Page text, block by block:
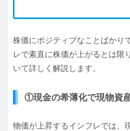
株価にポジティブなことばかり
レで素直に株価が上がるとは限
いて詳しく解説します。
①現金の希薄化で現物資
物価が上昇するインフレでは、